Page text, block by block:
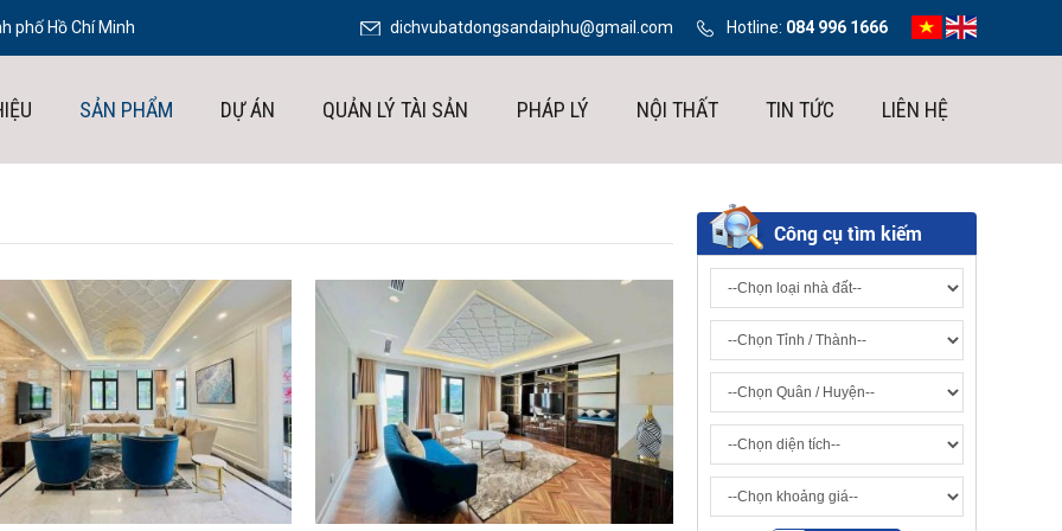
phố Hồ Chí Minh Hotline: 084 996 1666
dichvubatdongsandaiphu@gmail.com
SẢN PHẨM DỰ ÁN QUẢN LÝ TÀI SẢN PHÁP LÝ NỘI THẤT TIN TỨC LIÊN HỆ
Công cụ tìm kiếm